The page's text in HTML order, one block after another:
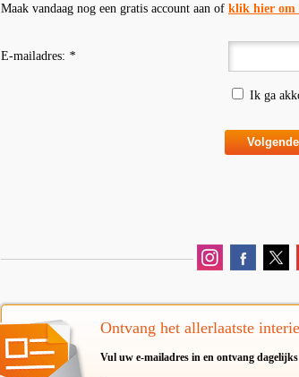
Maak vandaag nog een gratis account aan of klik hier om
E-mailadres: *
Ik ga
Ontvang het allerlaatste
Vul uw e-mailadres in en ontvang